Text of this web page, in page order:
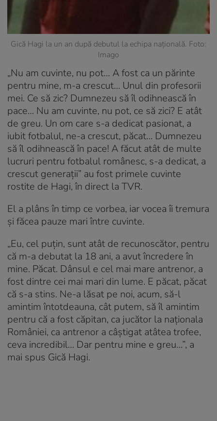
Gică Hagi la un an după debutul la echipa națională. Foto:
Imago
„Nu am cuvinte, nu pot… A fost ca un părinte
pentru mine, m-a crescut… Unul din profesorii
mei. Ce să zic? Dumnezeu să îl odihnească în
pace… Nu am cuvinte, nu pot, ce să zici? E atât
de greu. Un om care s-a dedicat pasionat, a
iubit fotbalul, ne-a crescut, păcat… Dumnezeu
să îl odihnească în pace! A făcut atât de multe
lucruri pentru fotbalul românesc, s-a dedicat, a
crescut generații” au fost primele cuvinte
rostite de Hagi, în direct la TVR.
El a plâns în timp ce vorbea, iar vocea îi tremura
și făcea pauze mari între cuvinte.
„Eu, cel puțin, sunt atât de recunoscător, pentru
că m-a debutat la 18 ani, a avut încredere în
mine. Păcat. Dânsul e cel mai mare antrenor, a
fost dintre cei mai mari din lume. E păcat, păcat
că s-a stins. Ne-a lăsat pe noi, acum, să-l
amintim întotdeauna, cât putem, să îl amintim
pentru că a fost căpitan, ca jucător la naționala
României, ca antrenor a câștigat atâtea trofee,
ceva incredibil… Dar pentru mine e greu…”, a
mai spus Gică Hagi.